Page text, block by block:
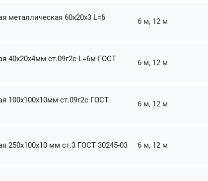
металлическая 60х20х3 L=6
6 м, 12 м
40х20х4мм ст.09г2с L=6м ГОСТ
6 м, 12 м
100х100х10мм ст.09г2с ГОСТ
6 м, 12 м
250х100х10 мм ст.3 ГОСТ 30245-03 6 м, 12 м